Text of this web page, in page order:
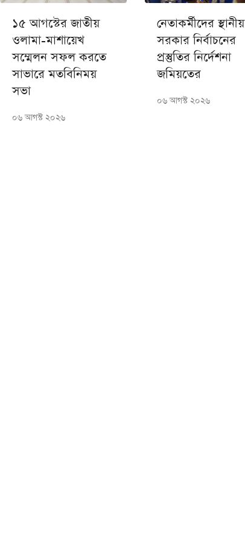
১৫ আগস্টের জাতীয়
ওলামা-মাশায়েখ
সম্মেলন সফল করতে
সাভারে মতবিনিময়
সভা
০৬ আগস্ট ২০২৬
নেতাকর্মীদের স্থানীয়
সরকার নির্বাচনের
প্রস্তুতির নির্দেশনা
জমিয়তের
০৬ আগস্ট ২০২৬